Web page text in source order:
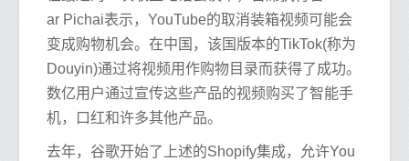
ar Pichai表示，YouTube的取消装箱视频可能会
变成购物机会。在中国，该国版本的TikTok(称为
Douyin)通过将视频用作购物目录而获得了成功。
数亿用户通过宣传这些产品的视频购买了智能手
机，口红和许多其他产品。
去年，谷歌开始了上述的Shopify集成，允许You